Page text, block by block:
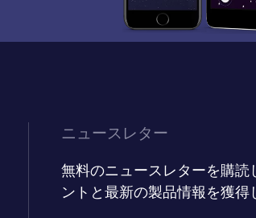
ニュースレター
無料のニュースレターを購読
ントと最新の製品情報を獲得